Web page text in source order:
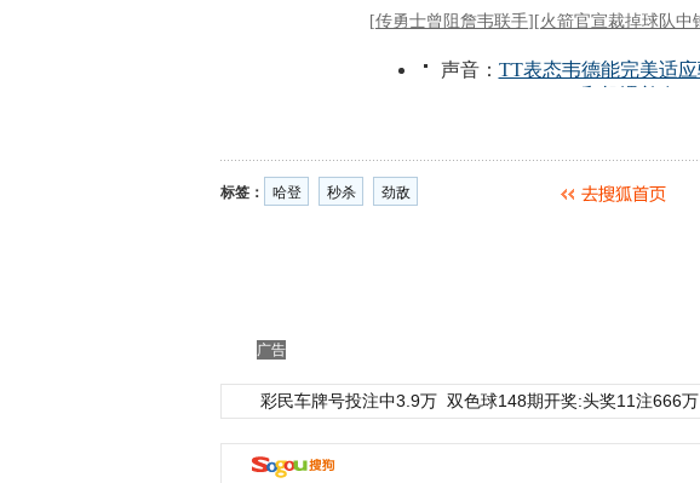
标签： 哈登 秒杀 劲敌
广告
彩民车牌号投注中3.9万 双色球148期开奖:头奖11注666万